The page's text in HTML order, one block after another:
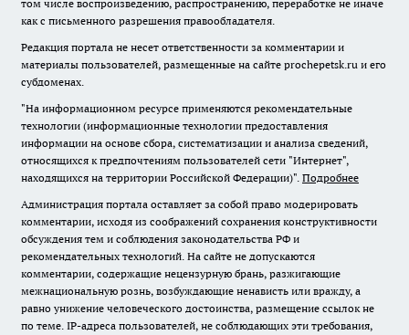
том числе воспроизведению, распространению, переработке не иначе
как с письменного разрешения правообладателя.
Редакция портала не несет ответственности за комментарии и
материалы пользователей, размещенные на сайте prochepetsk.ru и его
субдоменах.
"На информационном ресурсе применяются рекомендательные
технологии (информационные технологии предоставления
информации на основе сбора, систематизации и анализа сведений,
относящихся к предпочтениям пользователей сети "Интернет",
находящихся на территории Российской Федерации)". Подробнее
Администрация портала оставляет за собой право модерировать
комментарии, исходя из соображений сохранения конструктивности
обсуждения тем и соблюдения законодательства РФ и
рекомендательных технологий. На сайте не допускаются
комментарии, содержащие нецензурную брань, разжигающие
межнациональную рознь, возбуждающие ненависть или вражду, а
равно унижение человеческого достоинства, размещение ссылок не
по теме. IP-адреса пользователей, не соблюдающих эти требования,